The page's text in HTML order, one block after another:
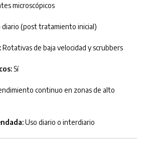
microscópicos
(post tratamiento inicial)
Rotativas de baja velocidad y scrubbers
Sí
continuo en zonas de alto
Uso diario o interdiario